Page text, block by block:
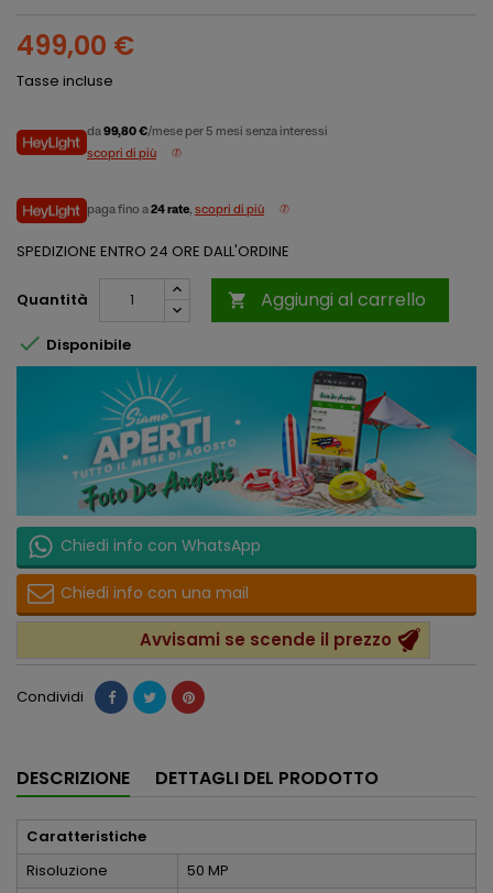
499,00 €
Tasse incluse
da99,80 €/mese per 5 mesi senza interessi
scopri di più
paga fino a24 rate, scopri di più
SPEDIZIONE ENTRO 24 ORE DALL'ORDINE
Quantità  Aggiungi al carrello
 Disponibile
Chiedi info con WhatsApp
Chiedi info con una mail
Avvisami se scende il prezzo
Condividi
DESCRIZIONE DETTAGLI DEL PRODOTTO
Caratteristiche
Risoluzione
50 MP